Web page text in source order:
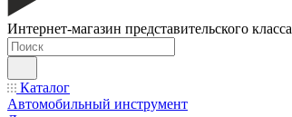
Интернет-магазин представительского класса
Каталог
Автомобильный инструмент